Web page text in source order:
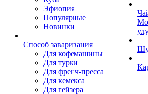
Эфиопия
Популярные
Новинки
Способ заваривания
Для кофемашины
Для турки
Для френч-пресса
Для кемекса
Для гейзера
Шу